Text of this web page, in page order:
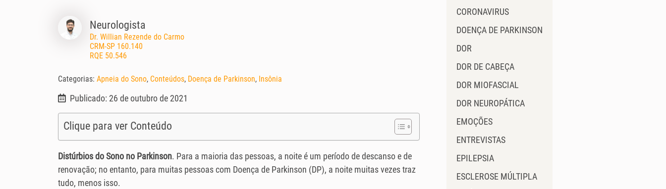
Neurologista
Dr. Willian Rezende do Carmo
CRM-SP 160.140
RQE 50.546
Categorias: Apneia do Sono, Conteúdos, Doença de Parkinson, Insônia
Publicado: 26 de outubro de 2021
Clique para ver Conteúdo
Distúrbios do Sono no Parkinson. Para a maioria das pessoas, a noite é um período de descanso e de
renovação; no entanto, para muitas pessoas com Doença de Parkinson (DP), a noite muitas vezes traz
tudo, menos isso.
CORONAVIRUS
DOENÇA DE PARKINSON
DOR
DOR DE CABEÇA
DOR MIOFASCIAL
DOR NEUROPÁTICA
EMOÇÕES
ENTREVISTAS
EPILEPSIA
ESCLEROSE MÚLTIPLA